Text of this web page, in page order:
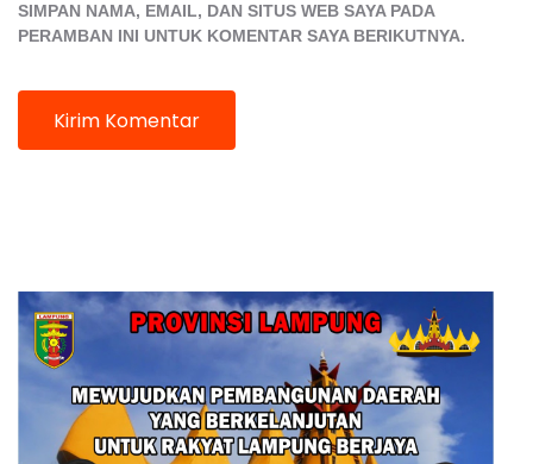
SIMPAN NAMA, EMAIL, DAN SITUS WEB SAYA PADA
PERAMBAN INI UNTUK KOMENTAR SAYA BERIKUTNYA.